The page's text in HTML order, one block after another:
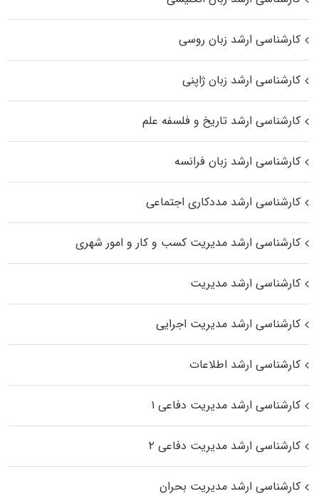
کارشناسی ارشد زبان روسی
کارشناسی ارشد زبان ژاپنی
کارشناسی ارشد تاریخ و فلسفه علم
کارشناسی ارشد زبان فرانسه
کارشناسی ارشد مددکاری اجتماعی
کارشناسی ارشد مدیریت کسب و کار و امور شهری
کارشناسی ارشد مدیریت
کارشناسی ارشد مدیریت اجرایی
کارشناسی ارشد اطلاعات
کارشناسی ارشد مدیریت دفاعی ۱
کارشناسی ارشد مدیریت دفاعی ۲
کارشناسی ارشد مدیریت بحران